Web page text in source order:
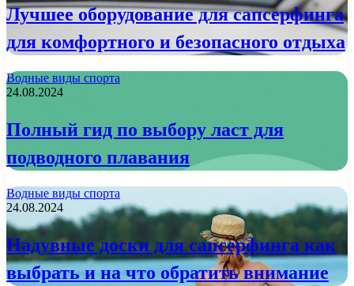
Лучшее оборудование для сапсерфинга
для комфортного и безопасного отдыха
Водные виды спорта
24.08.2024
Полный гид по выбору ласт для
подводного плавания
Водные виды спорта
24.08.2024
Надувные доски для сапсерфинга как
выбрать и на что обратить внимание